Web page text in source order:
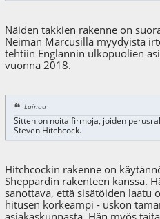
Näiden takkien rakenne on
Neiman Marcusilla myydyistä
tehtiin Englannin ulkopuolien
vuonna 2018.
Lainaa
Sitten on noita firmoja, joiden
Steven Hitchcock.
Hitchcockin rakenne on
Sheppardin rakenteen kanssa.
sanottava, että sisätöiden laatu
hitusen korkeampi - uskon
asiakaskunnasta. Hän myös